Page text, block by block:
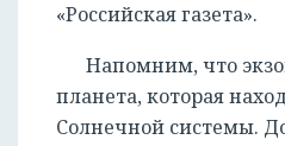
«Российская газета».
Напомним, что
планета, которая
Солнечной системы.